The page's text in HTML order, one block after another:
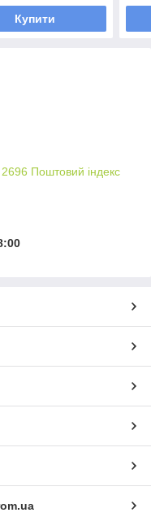
Купити
Поштовий індекс